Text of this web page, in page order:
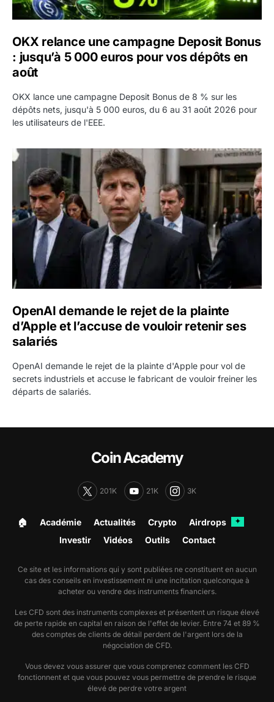
OKX relance une campagne Deposit Bonus
: jusqu’à 5 000 euros pour vos dépôts en
août
OKX lance une campagne Deposit Bonus de 8 % sur les
dépôts nets, jusqu'à 5 000 euros, du 6 au 31 août 2026 pour
les utilisateurs de l'EEE.
OpenAI demande le rejet de la plainte d’Apple et
OpenAI demande le rejet de la plainte
d’Apple et l’accuse de vouloir retenir ses
salariés
OpenAI demande le rejet de la plainte d'Apple pour vol de
secrets industriels et accuse le fabricant de vouloir freiner les
départs de salariés.
Coin Academy
201K 21K 3K
🏠︎ Académie Actualités Crypto Airdrops ✦
Investir Vidéos Outils Contact
Ce site et les informations qui y sont publiées ne constituent en aucun
cas des conseils en investissement ni une incitation quelconque à
acheter ou vendre des instruments financiers.
Les CFD sont des instruments complexes et présentent un risque élevé
de perte rapide en capital en raison de l'effet de levier. Entre 74 et 89 %
des comptes de clients de détail perdent de l'argent lors de la
négociation de CFD.
Vous devez vous assurer que vous comprenez comment les CFD
fonctionnent et que vous pouvez vous permettre de prendre le risque
élevé de perdre votre argent